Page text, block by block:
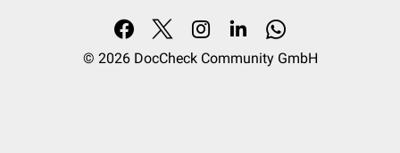
© 2026 DocCheck Community GmbH